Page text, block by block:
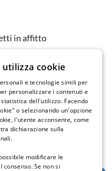
in affitto
cookie
e tecnologie simili per
personalizzare i contenuti e
dell'utilizzo. Facendo
o selezionando un'opzione
l'utente acconsente, come
dichiarazione sulla
modificare le
Se non si